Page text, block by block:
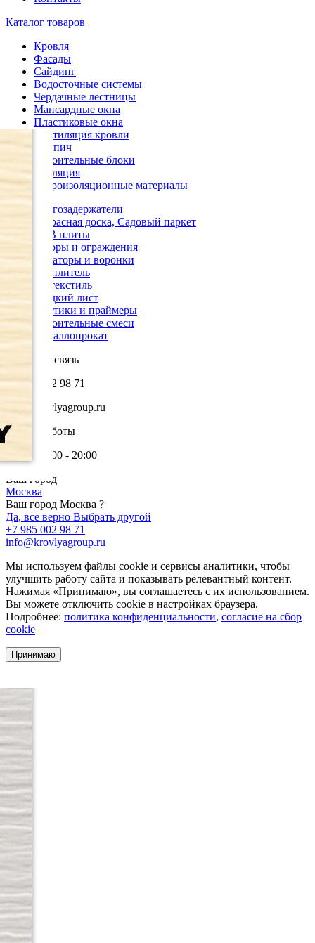
Каталог товаров
Кровля
Фасады
Сайдинг
Водосточные системы
Чердачные лестницы
Мансардные окна
Пластиковые окна
Вентиляция кровли
Кирпич
Строительные блоки
Изоляция
Гидроизоляционные материалы
Снегозадержатели
Террасная доска, Садовый паркет
OSB плиты
Заборы и ограждения
Аэраторы и воронки
Утеплитель
Геотекстиль
Гладкий лист
Мастики и праймеры
Строительные смеси
Металлопрокат
Обратная связь
+7 985 002 98 71
info@krovlyagroup.ru
Режим работы
Пн-Пт: 9:00 - 20:00
Ваш город
Москва
Ваш город Москва ?
Да, все верно Выбрать другой
+7 985 002 98 71
info@krovlyagroup.ru
Мы используем файлы cookie и сервисы аналитики, чтобы
улучшить работу сайта и показывать релевантный контент.
Нажимая «Принимаю», вы соглашаетесь с их использованием.
Вы можете отключить cookie в настройках браузера.
Подробнее: политика конфиденциальности, согласие на сбор
cookie
Принимаю